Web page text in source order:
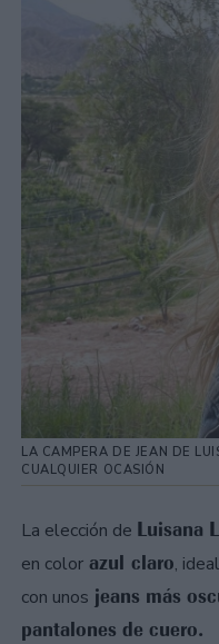
LA CAMPERA DE JEAN DE
CUALQUIER OCASIÓN
La elección de Luisana
en color azul claro,
con unos jeans más
pantalones de cuero.